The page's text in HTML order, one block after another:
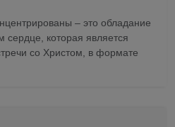
– это обладание
сердце, которая является
со Христом, в формате